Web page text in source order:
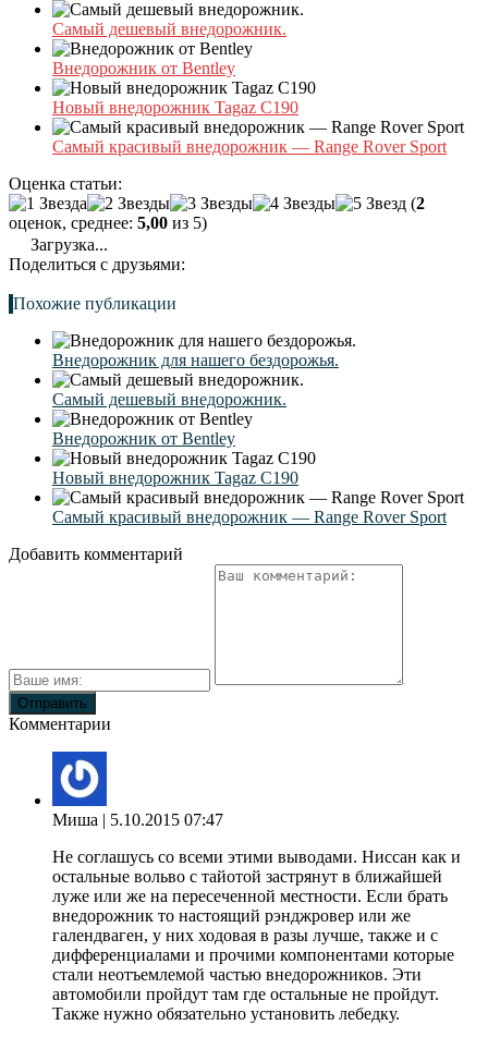
Самый дешевый внедорожник.
Внедорожник от Bentley
Новый внедорожник Tagaz C190
Самый красивый внедорожник — Range Rover Sport
Оценка статьи:
(2
оценок, среднее: 5,00 из 5)
Загрузка...
Поделиться с друзьями:
Похожие публикации
Внедорожник для нашего бездорожья.
Самый дешевый внедорожник.
Внедорожник от Bentley
Новый внедорожник Tagaz C190
Самый красивый внедорожник — Range Rover Sport
Добавить комментарий
Комментарии
Миша | 5.10.2015 07:47
Не соглашусь со всеми этими выводами. Ниссан как и
остальные вольво с тайотой застрянут в ближайшей
луже или же на пересеченной местности. Если брать
внедорожник то настоящий рэнджровер или же
галендваген, у них ходовая в разы лучше, также и с
дифференциалами и прочими компонентами которые
стали неотъемлемой частью внедорожников. Эти
автомобили пройдут там где остальные не пройдут.
Также нужно обязательно установить лебедку.